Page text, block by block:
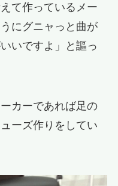
て作っているメー
にグニャっと曲が
いですよ」と謳っ
カーであれば足の
ーズ作りをしてい